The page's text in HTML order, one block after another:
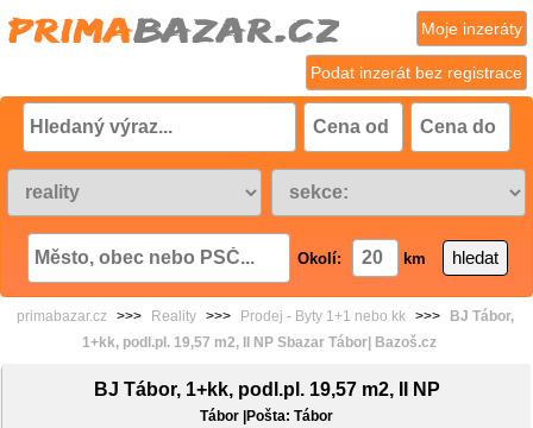
Podat inzerát bez registrace
Moje inzeráty
Okolí: km
primabazar.cz >>> Reality >>> Prodej - Byty 1+1 nebo kk >>>
BJ Tábor,
1+kk, podl.pl. 19,57 m2, II NP Sbazar Tábor| Bazoš.cz
BJ Tábor, 1+kk, podl.pl. 19,57 m2, II NP
Tábor |Pošta: Tábor